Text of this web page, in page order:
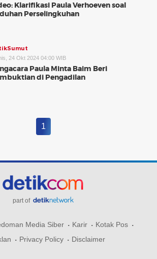
Klarifikasi Paula Verhoeven soal
Perselingkuhan
24 Okt 2024 04:00 WIB
Paula Minta Baim Beri
di Pengadilan
1
part of
Media Siber Karir
Kotak Pos
Privacy Policy Disclaimer